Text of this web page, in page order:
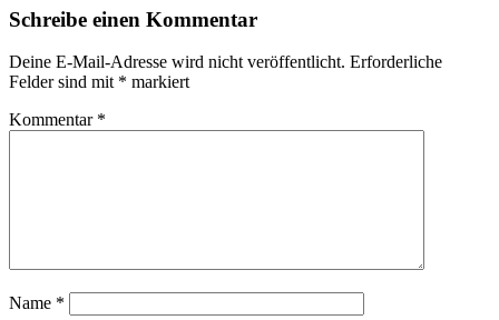
Schreibe einen Kommentar
Deine E-Mail-Adresse wird nicht veröffentlicht. Erforderliche
Felder sind mit * markiert
Kommentar *
Name *